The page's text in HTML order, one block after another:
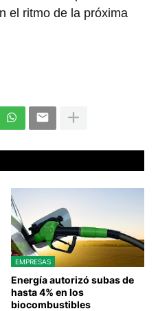
el ritmo de la próxima
EMPRESAS
Energía autorizó subas de
hasta 4% en los
biocombustibles